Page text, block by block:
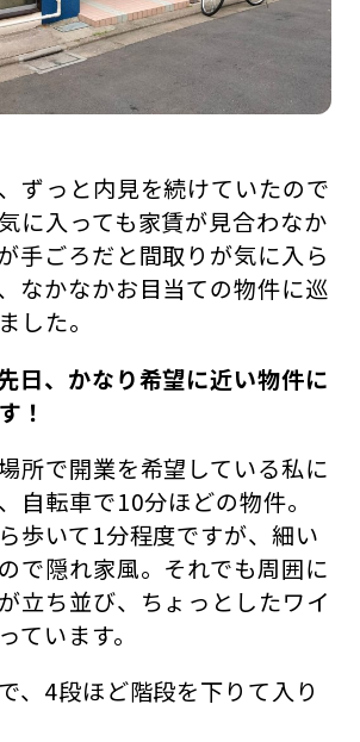
ずっと内見を続けていたので
に入っても家賃が見合わなか
手ごろだと間取りが気に入ら
なかなかお目当ての物件に巡
した。
日、かなり希望に近い物件に
！
所で開業を希望している私に
自転車で10分ほどの物件。
歩いて1分程度ですが、細い
で隠れ家風。それでも周囲に
立ち並び、ちょっとしたワイ
ています。
、4段ほど階段を下りて入り